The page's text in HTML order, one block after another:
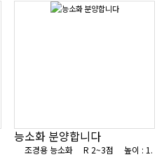
능소화 분양합니다
조경용 능소화​ R 2~3점​ 높이 : 1.